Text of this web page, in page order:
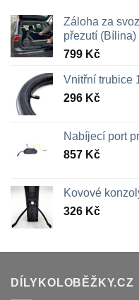
Záloha za
přezutí (Bílina)
799 Kč
Vnitřní trubice
296 Kč
Nabíjecí port
857 Kč
Kovové
326 Kč
DÍLYKOLOBĚŽKY.CZ